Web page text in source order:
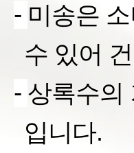
- 미송은
수 있어
- 상록수의
입니다.